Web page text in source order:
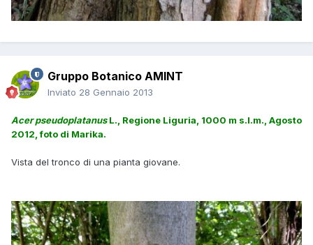
Gruppo Botanico AMINT
Inviato 28 Gennaio 2013
Acer pseudoplatanusL., Regione Liguria, 1000 m s.l.m., Agosto
2012, foto di Marika.
Vista del tronco di una pianta giovane.